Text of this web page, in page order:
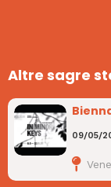
Altre sagre
09/05/